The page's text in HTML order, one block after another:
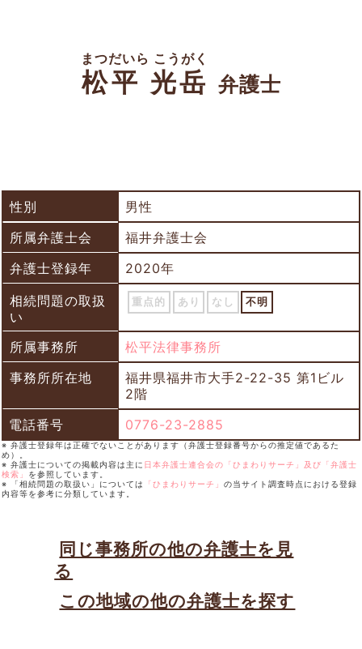
松平 光岳
まつだいら こうがく
弁護士
性別
男性
所属弁護士会
福井弁護士会
弁護士登録年
2020年
相続問題の取扱
い
重点的 あり なし 不明
所属事務所
松平法律事務所
事務所所在地
福井県福井市大手2-22-35 第1ビル
2階
電話番号
0776-23-2885
※ 弁護士登録年は正確でないことがあります（弁護士登録番号からの推定値であるた
め）。
※ 弁護士についての掲載内容は主に 日本弁護士連合会の「ひまわりサーチ」及び「弁護士
検索」 を参照しています。
※ 「相続問題の取扱い」については
「ひまわりサーチ」 の当サイト調査時点における登録
内容等を参考に分類しています。
同じ事務所の他の弁護士を見
る
この地域の他の弁護士を探す